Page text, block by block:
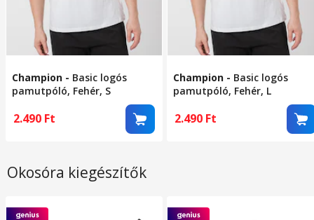
Champion - Basic logós
pamutpóló, Fehér, S
2.490 Ft
Champion - Basic logós
pamutpóló, Fehér, L
2.490 Ft
Okosóra kiegészítők